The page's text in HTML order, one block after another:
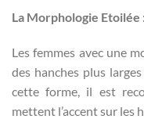
La Morphologie Etoilée
Les femmes avec une
des hanches plus
cette forme, il est
mettent l’accent sur les